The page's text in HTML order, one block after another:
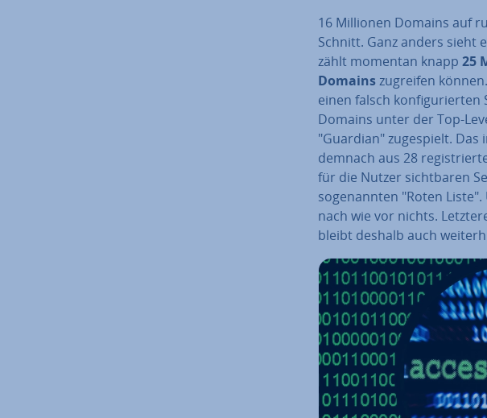
16 Millionen Domains auf
Schnitt. Ganz anders sieht
zählt momentan knapp 25
Domainszugreifen
einen falsch kon­fi­gu­rier­ten
Domains unter der Top-
"Guardian" zu­ge­spielt.
demnach aus 28
für die Nutzer sicht­ba­ren
so­ge­nann­ten "Roten
nach wie vor nichts.
bleibt deshalb auch